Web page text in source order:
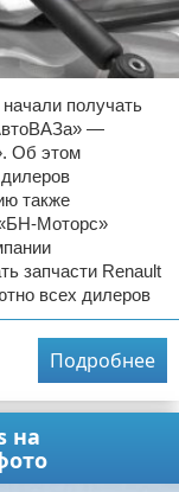
получать
—
Об этом
также
Моторс»
запчасти Renault
всех дилеров
Подробнее
на